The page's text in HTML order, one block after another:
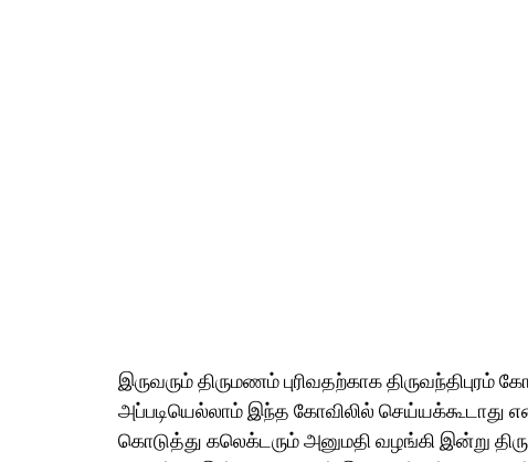
இருவரும் திருமணம் புரிவதற்காக திருவந்திபுரம்
அப்படியெல்லாம் இந்த கோவிலில் செய்யக்கூடாது
கொடுத்து கலெக்டரும் அனுமதி வழங்கி இன்று